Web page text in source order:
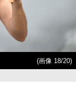
(画像 18/20)